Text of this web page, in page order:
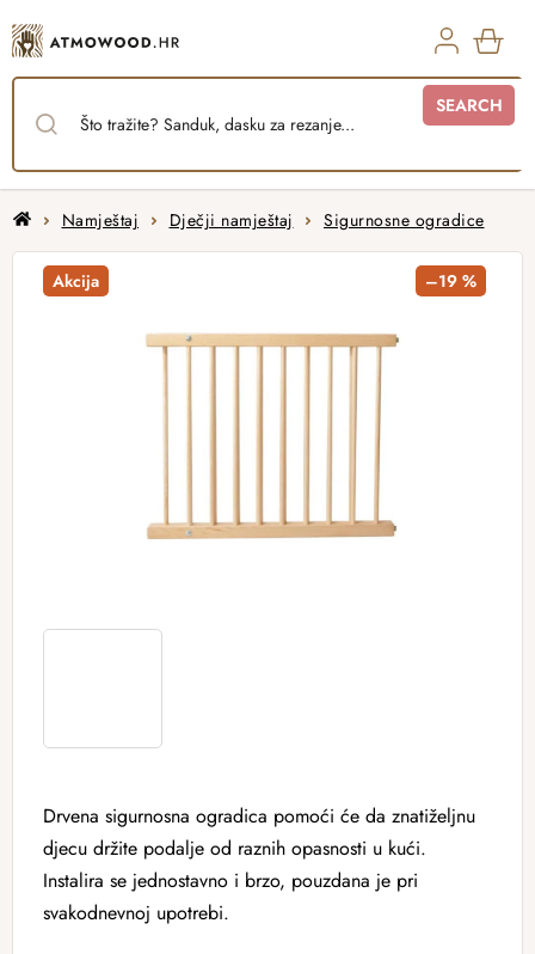
to
content
SEARCH
HomeNamještaj Dječji namještaj Sigurnosne ogradice
Drvena sigurnosna ogradica pomoći će da znatiželjnu
djecu držite podalje od raznih opasnosti u kući.
Instalira se jednostavno i brzo, pouzdana je pri
svakodnevnoj upotrebi.
Akcija –19 %